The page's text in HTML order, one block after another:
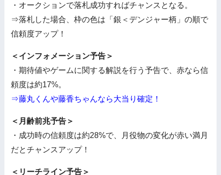
・オークションで落札成功すればチャンスとなる。
⇒落札した場合、枠の色は「銀＜デンジャー柄」の順で
信頼度アップ！
＜インフォメーション予告＞
・期待値やゲームに関する解説を行う予告で、赤なら信
頼度は約17%。
⇒藤丸くんや藤香ちゃんなら大当り確定！
＜月齢前兆予告＞
・成功時の信頼度は約28%で、月役物の変化が赤い満月
だとチャンスアップ！
＜リーチライン予告＞